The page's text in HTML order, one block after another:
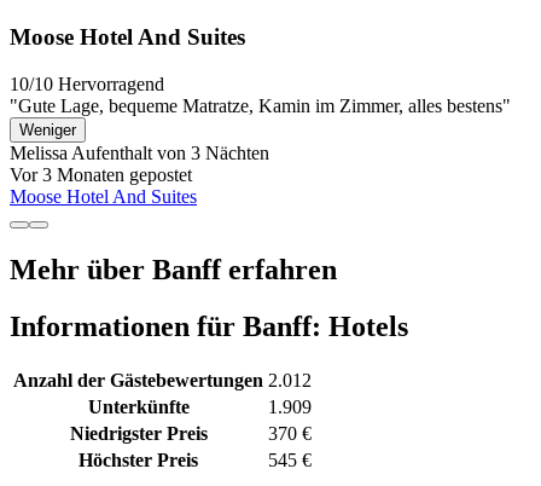
Moose Hotel And Suites
10/10 Hervorragend
"Gute Lage, bequeme Matratze, Kamin im Zimmer, alles bestens"
Weniger
Melissa Aufenthalt von 3 Nächten
Vor 3 Monaten gepostet
Moose Hotel And Suites
Mehr über Banff erfahren
Informationen für Banff: Hotels
Anzahl der Gästebewertungen 2.012
Unterkünfte
1.909
Niedrigster Preis
370 €
Höchster Preis
545 €